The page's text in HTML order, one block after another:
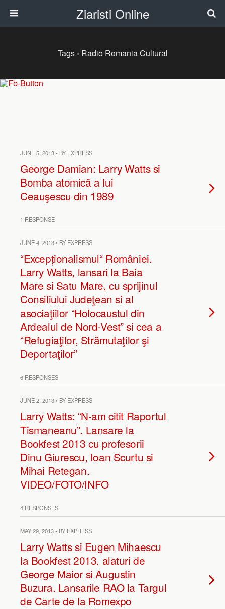
Ziaristi Online
Tags › Radio Romania Cultural
JUNE 5, 2013 • BY EXPRESS
George Damian: Larry Watts si
Bomba atomică a lui
Ceauşescu din 1989
1 RESPONSE
JUNE 4, 2013 • BY EXPRESS
“Excepționalismul“ României.
Larry Watts, lansari la Baia
Mare si Satu Mare, cu sprijinul
Consiliului Judeţean si al
asociaţiilor “Holocaustul din
Ardealul de Nord-Vest” si cea a
“Refugiaţilor, Strămutaţilor şi
Deportaţilor”
6 RESPONSES
JUNE 2, 2013 • BY EXPRESS
Larry Watts: “N-am citit Raportul
Tismaneanu”. Lansare la
Bookfest 2013 cu profesorii
Dinu Giurescu, Ioan Scurtu si
Mihai Retegan.
VIDEO/FOTO/INFO
4 RESPONSES
MAY 29, 2013 • BY EXPRESS
Larry Watts si Eugen Mihaescu
la Bookfest 2013, alaturi de
George Maior si Augustin
Buzura. Lansarile RAO la Targul
de Carte de la Romexpo